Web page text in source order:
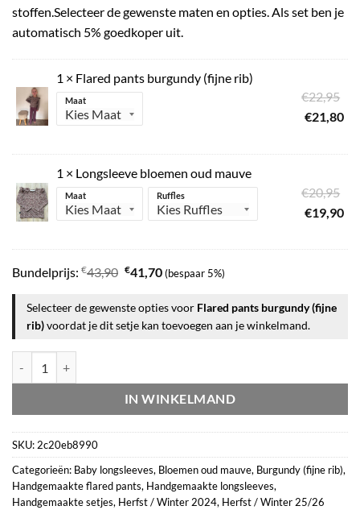
stoffen.Selecteer de gewenste maten en opties. Als set ben je
automatisch 5% goedkoper uit.
1 × Flared pants burgundy (fijne rib)
Maat €22,95
€21,80
is:
1 × Longsleeve bloemen oud mauve
Maat Ruffles €20,95
€19,90
is:
Bundelprijs: €43,90 €41,70 (bespaar 5%)
Selecteer de gewenste opties voor Flared pants burgundy (fijne
rib)voordat je dit setje kan toevoegen aan je winkelmand.
IN WINKELMAND
SKU:2c20eb8990
Categorieën: Baby longsleeves, Bloemen oud mauve, Burgundy (fijne rib),
Handgemaakte flared pants, Handgemaakte longsleeves,
Handgemaakte setjes, Herfst / Winter 2024, Herfst / Winter 25/26